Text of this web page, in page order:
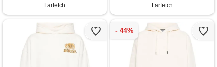
Farfetch
Farfetch